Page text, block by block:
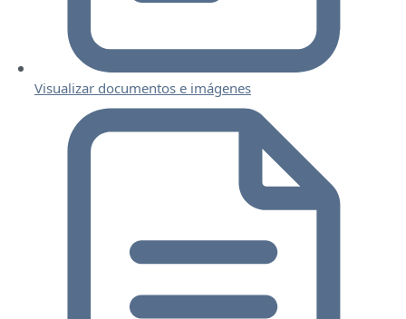
Visualizar documentos e imágenes